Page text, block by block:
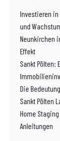
Investieren in
und
Neunkirchen
Effekt
Sankt Pölten:
Die
Sankt Pölten
Home
Anleitungen